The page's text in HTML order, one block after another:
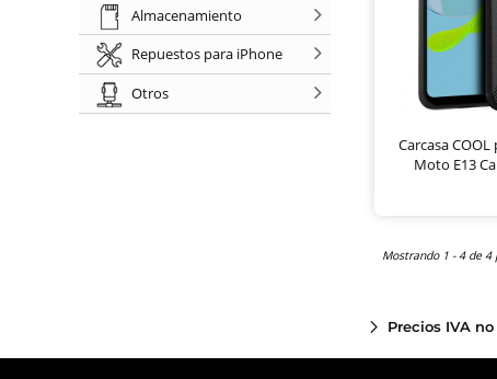
Almacenamiento
Repuestos para iPhone
Otros
Carcasa
Moto E13
Mostrando 1 - 4 de 4
Precios IVA